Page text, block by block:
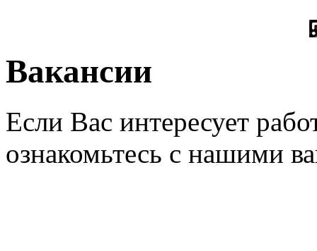
Вакансии
Если Вас интересует
ознакомьтесь с нашими